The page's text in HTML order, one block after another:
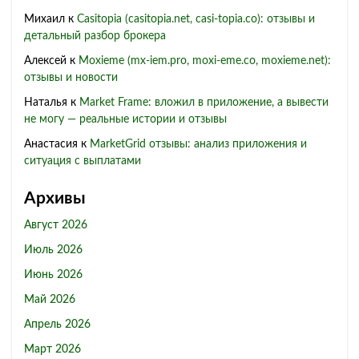
Михаил к Casitopia (casitopia.net, casi-topia.co): отзывы и
детальный разбор брокера
Алексей к Moxieme (mx-iem.pro, moxi-eme.co, moxieme.net):
отзывы и новости
Наталья к Market Frame: вложил в приложение, а вывести
не могу — реальные истории и отзывы
Анастасия к MarketGrid отзывы: анализ приложения и
ситуация с выплатами
Архивы
Август 2026
Июль 2026
Июнь 2026
Май 2026
Апрель 2026
Март 2026